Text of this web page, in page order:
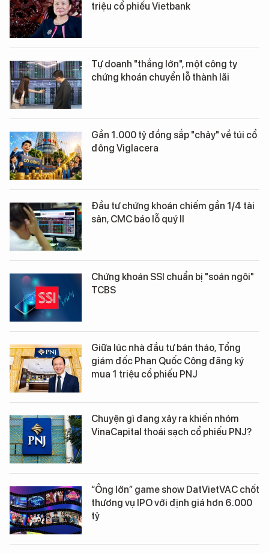
triệu cổ phiếu Vietbank
Tự doanh "thắng lớn", một công ty
chứng khoán chuyển lỗ thành lãi
Gần 1.000 tỷ đồng sắp "chảy" về túi cổ
đông Viglacera
Đầu tư chứng khoán chiếm gần 1/4 tài
sản, CMC báo lỗ quý II
Chứng khoán SSI chuẩn bị "soán ngôi"
TCBS
Giữa lúc nhà đầu tư bán tháo, Tổng
giám đốc Phan Quốc Công đăng ký
mua 1 triệu cổ phiếu PNJ
Chuyện gì đang xảy ra khiến nhóm
VinaCapital thoái sạch cổ phiếu PNJ?
“Ông lớn” game show DatVietVAC chốt
thương vụ IPO với định giá hơn 6.000
tỷ